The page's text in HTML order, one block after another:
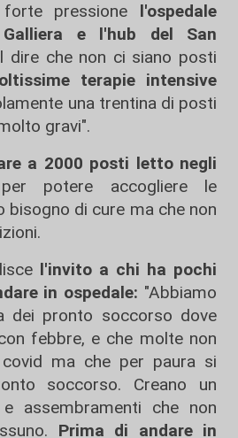
pressione l'ospedale
e l'hub del San
dire che non ci siano posti
terapie intensive
una trentina di posti
gravi".
a 2000 posti letto negli
potere accogliere le
bisogno di cure ma che non
l'invito a chi ha pochi
in ospedale: "Abbiamo
dei pronto soccorso dove
febbre, e che molte non
ma che per paura si
soccorso. Creano un
assembramenti che non
Prima di andare in